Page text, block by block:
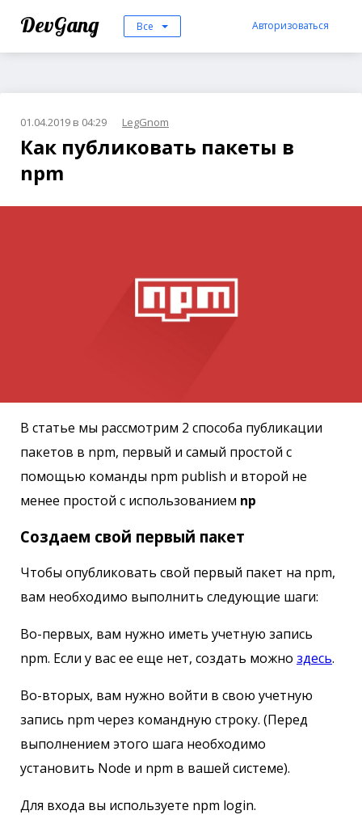
DevGang Все Авторизоваться
01.04.2019 в 04:29 LegGnom
Как публиковать пакеты в
npm
В статье мы рассмотрим 2 способа публикации
пакетов в npm, первый и самый простой с
помощью команды npm publish и второй не
менее простой с использованием np
Создаем свой первый пакет
Чтобы опубликовать свой первый пакет на npm,
вам необходимо выполнить следующие шаги:
Во-первых, вам нужно иметь учетную запись
npm. Если у вас ee еще нет, создать можно здесь.
Во-вторых, вам нужно войти в свою учетную
запись npm через командную строку. (Перед
выполнением этого шага необходимо
установить Node и npm в вашей системе).
Для входа вы используете npm login.